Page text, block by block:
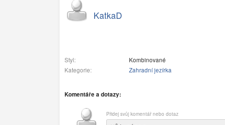
KatkaD
Styl:
Kombinované
Kategorie:
Zahradní jezírka
Komentáře a dotazy:
Přidej svůj komentář nebo dotaz